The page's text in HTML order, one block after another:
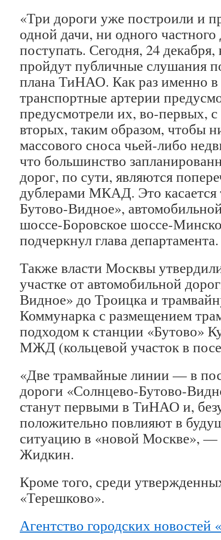
«Три дороги уже построили и
одной дачи, ни одного
поступать. Сегодня, 24
пройдут публичные слушания
плана ТиНАО. Как раз именно в
транспортные артерии
предусмотрели их, во-первых,
вторых, таким образом, чтобы
массового сноса чьей-либо
что большинство
дорог, по сути, являются
дублерами МКАД. Это касается
Бутово-Видное»,
шоссе-Боровское шоссе-
подчеркнул глава департамента.
Также власти Москвы
участке от автомобильной
Видное» до Троицка и
Коммунарка с размещением
подходом к станции «Бутово»
МЖД (кольцевой участок в
«Две трамвайные линии — в
дороги «Солнцево-Бутово-
станут первыми в ТиНАО и,
положительно повлияют в
ситуацию в «новой Москве»,
Жидкин.
Кроме того, среди
«Терешково».
Агентство городских новостей